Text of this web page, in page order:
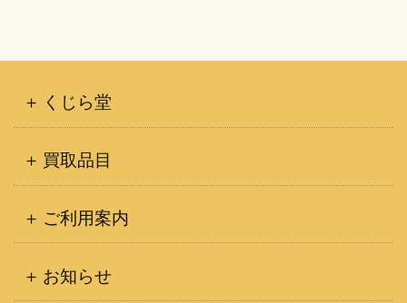
くじら堂
買取品目
ご利用案内
お知らせ